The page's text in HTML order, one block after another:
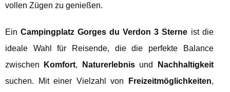
vollen Zügen zu genießen.
EinCampingplatz Gorges du Verdon 3 Sterne ist die
ideale Wahl für Reisende, die die perfekte Balance
zwischen
Komfort, Naturerlebnisund
Nachhaltigkeit
suchen. Mit einer Vielzahl von
Freizeitmöglichkeiten,